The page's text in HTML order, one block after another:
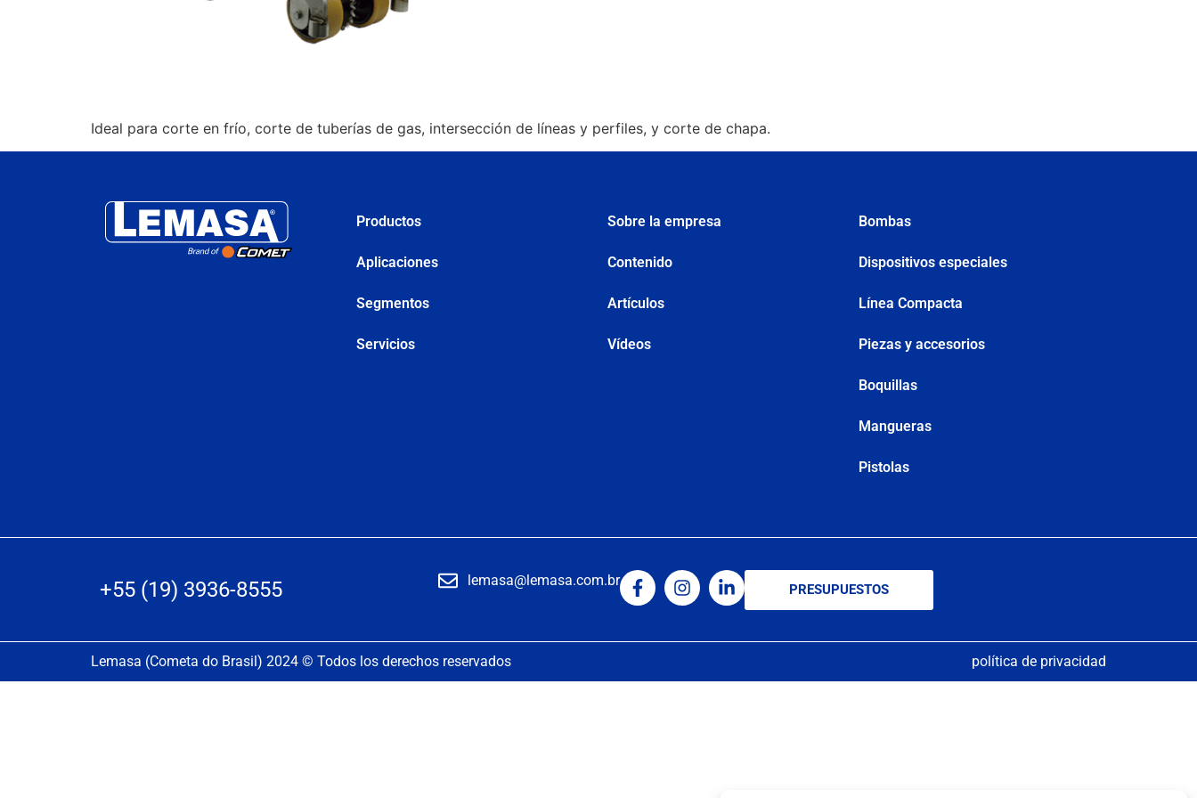
Ideal para corte en frío, corte de tuberías de gas, intersección de líneas y perfiles, y corte de chapa.
Productos
Aplicaciones
Segmentos
Servicios
Sobre la empresa
Contenido
Artículos
Vídeos
Bombas
Dispositivos especiales
Línea Compacta
Piezas y accesorios
Boquillas
Mangueras
Pistolas
+55 (19) 3936-8555 lemasa@lemasa.com.br
PRESUPUESTOS
Lemasa (Cometa do Brasil) 2024 © Todos los derechos reservados política de privacidad